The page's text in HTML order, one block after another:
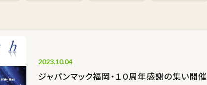
2023.10.04
ジャパンマック福岡・１０周年感謝の集い開催